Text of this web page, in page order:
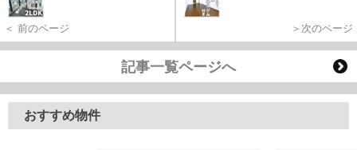
＜ 前のページ ＞次のページ
記事一覧ページへ
おすすめ物件